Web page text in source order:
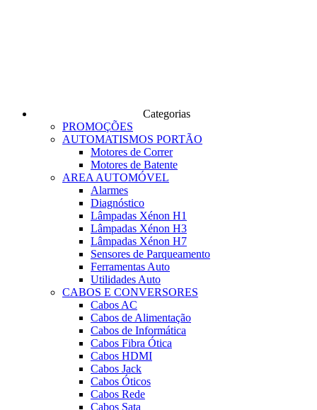
Categorias
PROMOÇÕES
AUTOMATISMOS PORTÃO
Motores de Correr
Motores de Batente
AREA AUTOMÓVEL
Alarmes
Diagnóstico
Lâmpadas Xénon H1
Lâmpadas Xénon H3
Lâmpadas Xénon H7
Sensores de Parqueamento
Ferramentas Auto
Utilidades Auto
CABOS E CONVERSORES
Cabos AC
Cabos de Alimentação
Cabos de Informática
Cabos Fibra Ótica
Cabos HDMI
Cabos Jack
Cabos Óticos
Cabos Rede
Cabos Sata